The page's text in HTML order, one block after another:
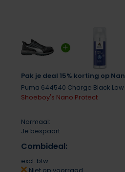
Pak je deal 15% korting op
Puma 644540 Charge Black
Shoeboy's Nano Protect
Normaal:
Je bespaart
Combideal:
excl. btw
Niet op voorraad